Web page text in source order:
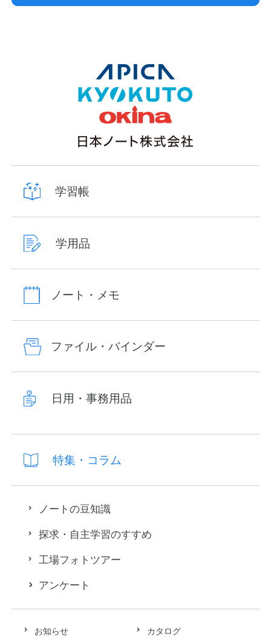
お知らせ カタログ
学習帳
学用品
ノート・メモ
ファイル・バインダー
日用・事務用品
特集・コラム
ノートの豆知識
探求・自主学習のすすめ
工場フォトツアー
アンケート